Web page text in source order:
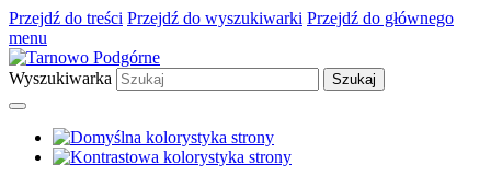
Przejdź do treści Przejdź do wyszukiwarki Przejdź do głównego
menu
Wyszukiwarka